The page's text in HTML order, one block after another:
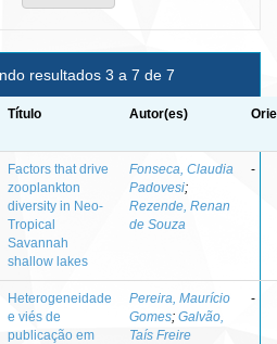
resultados 3 a 7 de 7
Título Autor(es)
Factors that drive
zooplankton
diversity in Neo-
Tropical
Savannah
shallow lakes
Fonseca, Claudia
Padovesi;
Rezende, Renan
de Souza
-
Heterogeneidade
e viés de
publicação em
Pereira, Maurício
Gomes; Galvão,
Taís Freire
-